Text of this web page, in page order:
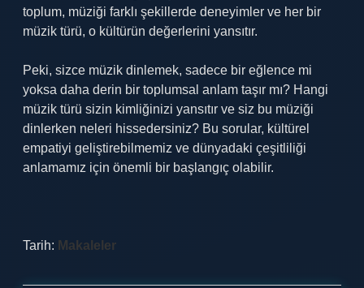
toplum, müziği farklı şekillerde deneyimler ve her bir
müzik türü, o kültürün değerlerini yansıtır.
Peki, sizce müzik dinlemek, sadece bir eğlence mi
yoksa daha derin bir toplumsal anlam taşır mı? Hangi
müzik türü sizin kimliğinizi yansıtır ve siz bu müziği
dinlerken neleri hissedersiniz? Bu sorular, kültürel
empatiyi geliştirebilmemiz ve dünyadaki çeşitliliği
anlamamız için önemli bir başlangıç olabilir.
Tarih: Makaleler